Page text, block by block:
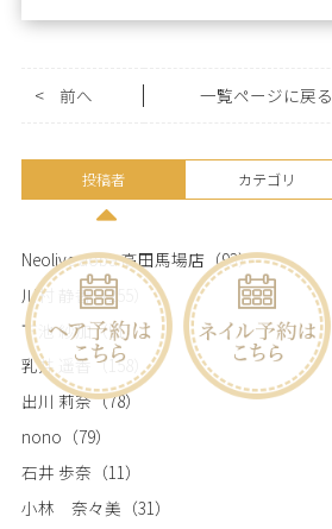
< 前へ 一覧ページに戻る
投稿者 カテゴリ
Neolive aoba 高田馬場店 （93）
川村 静香（255）
下池 紗加（91）
乳井 遥香 （158）
出川 莉奈（78）
nono （79）
石井 歩奈 （11）
小林 奈々美 （31）